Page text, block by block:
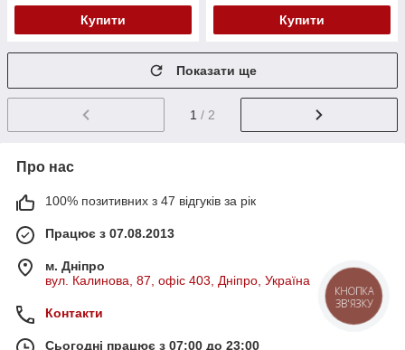
Купити Купити
Показати ще
1 / 2
Про нас
100% позитивних з 47 відгуків за рік
Працює з 07.08.2013
м. Дніпро
вул. Калинова, 87, офіс 403, Дніпро, Україна
Контакти
Сьогодні працює з 07:00 до 23:00
КНОПКА
ЗВ'ЯЗКУ